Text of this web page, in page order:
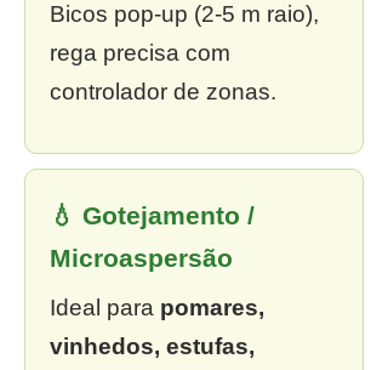
Bicos pop-up (2-5 m raio),
rega precisa com
controlador de zonas.
💧 Gotejamento /
Microaspersão
Ideal para pomares,
vinhedos, estufas,